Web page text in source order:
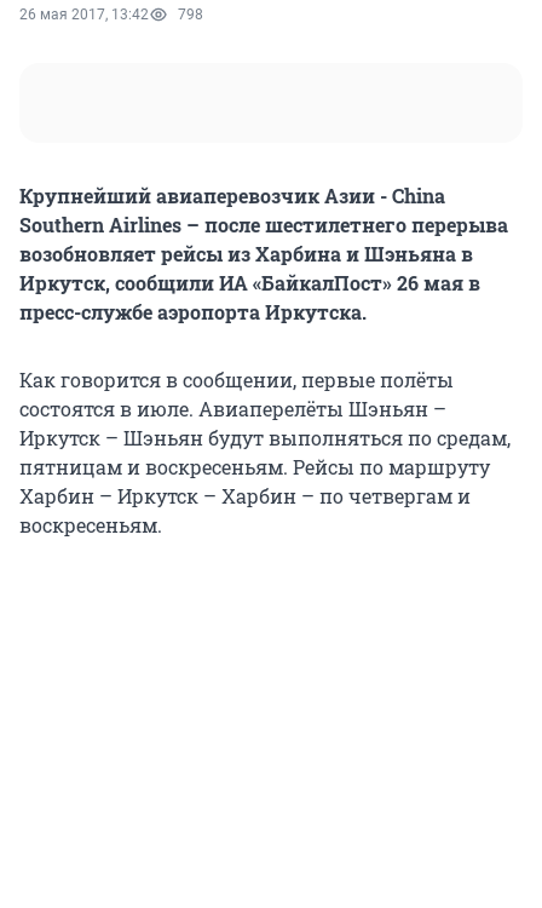
26 мая 2017, 13:42 798
Крупнейший авиаперевозчик Азии - China
Southern Airlines – после шестилетнего перерыва
возобновляет рейсы из Харбина и Шэньяна в
Иркутск, сообщили ИА «БайкалПост» 26 мая в
пресс-службе аэропорта Иркутска.
Как говорится в сообщении, первые полёты
состоятся в июле. Авиаперелёты Шэньян –
Иркутск – Шэньян будут выполняться по средам,
пятницам и воскресеньям. Рейсы по маршруту
Харбин – Иркутск – Харбин – по четвергам и
воскресеньям.